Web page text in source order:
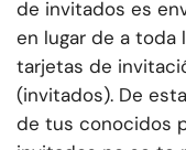
de invitados es
en lugar de a toda
tarjetas de
(invitados). De
de tus conocidos